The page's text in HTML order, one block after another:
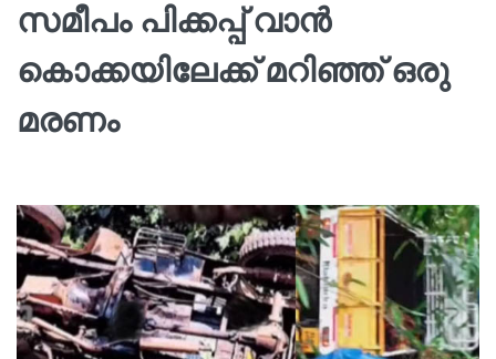
സമീപം പിക്കപ്പ് വാന്‍
കൊക്കയിലേക്ക് മറിഞ്ഞ് ഒരു
മരണം